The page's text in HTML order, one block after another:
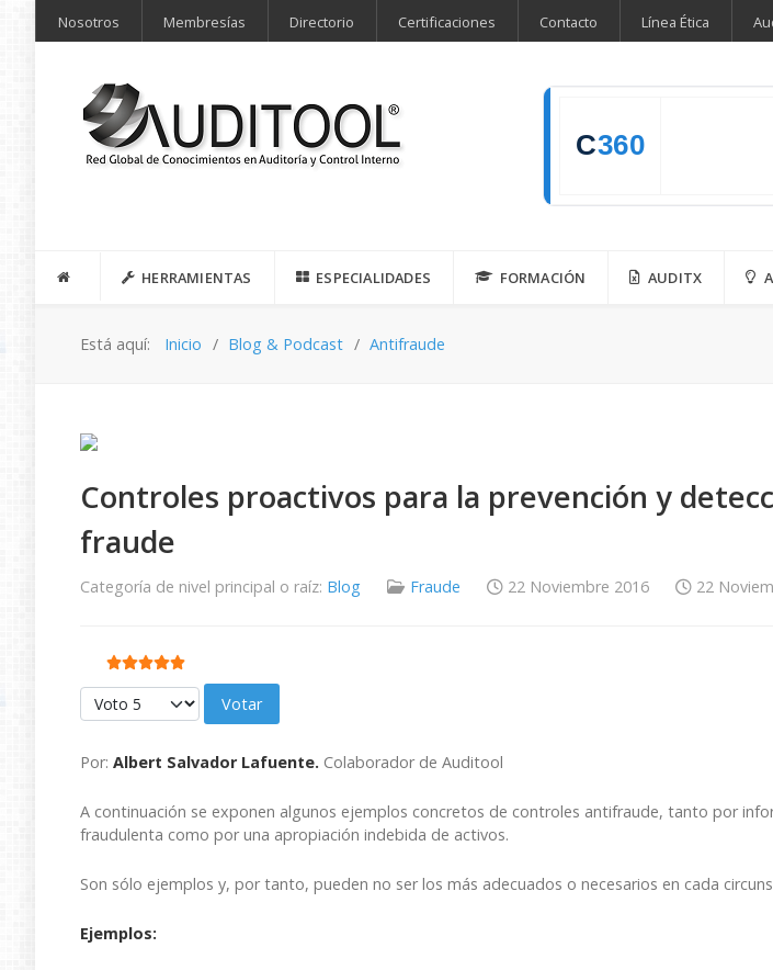
Nosotros Membresías Directorio Certificaciones Contacto Línea Ética
C360
HERRAMIENTAS ESPECIALIDADES FORMACIÓN AUDITX
Está aquí: Inicio Blog & Podcast Antifraude
Controles proactivos para la prevención y
fraude
Categoría de nivel principal o raíz: Blog Fraude 22 Noviembre 2016 22
Ratio:5/5
Por favor, vote
Por: Albert Salvador Lafuente. Colaborador de Auditool
A continuación se exponen algunos ejemplos concretos de controles antifraude, tanto por
fraudulenta como por una apropiación indebida de activos.
Son sólo ejemplos y, por tanto, pueden no ser los más adecuados o necesarios en cada
Ejemplos: